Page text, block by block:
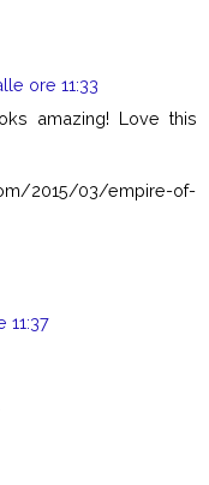
ore 11:33
amazing! Love this
2015/03/empire-of-
11:37